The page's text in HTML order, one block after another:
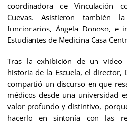
coordinadora de Vinculación
Cuevas. Asistieron también
funcionarios, Ángela Donoso, e
Estudiantes de Medicina Casa
Tras la exhibición de un video
historia de la Escuela, el director,
compartió un discurso en que
médicos desde una universidad
valor profundo y distintivo,
hacerlo en sintonía con las